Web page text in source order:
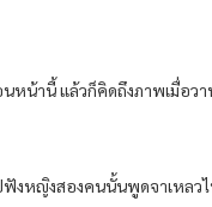
หน้านี้ แล้วก็คิดถึงภาพเมื่อ
ฟังหญิงสองคนนั้นพูดจาเห